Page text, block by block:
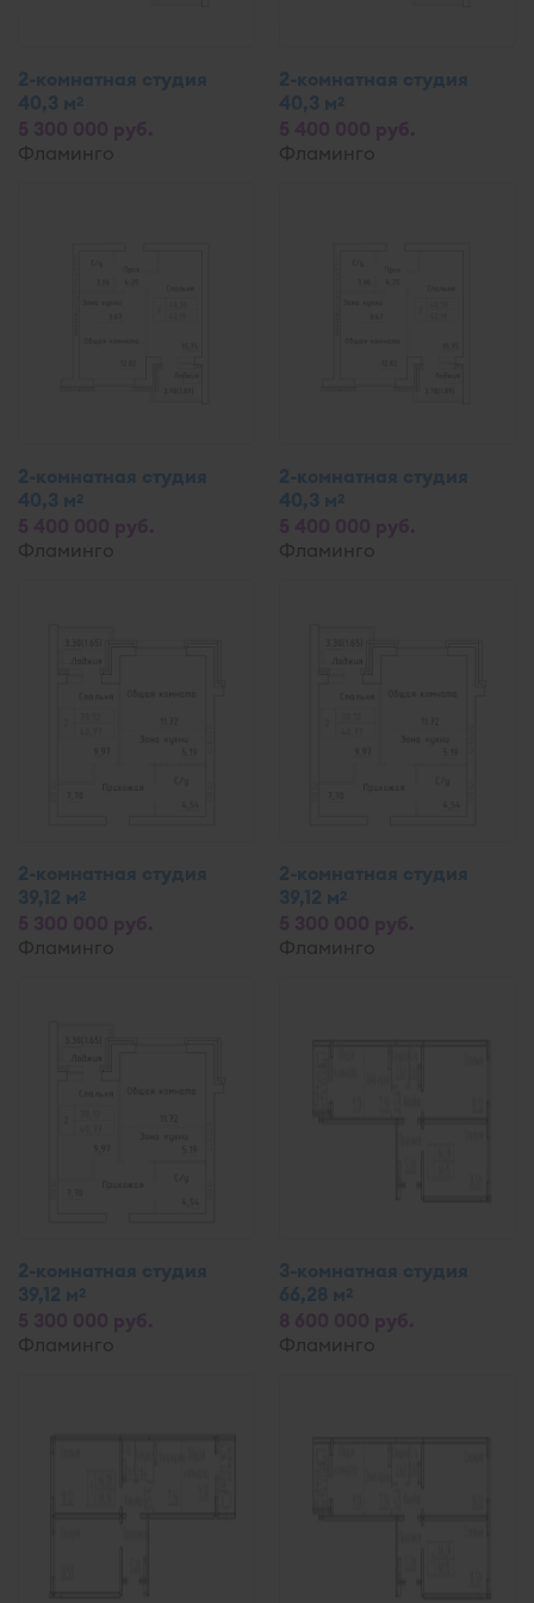
2-комнатная студия
40,3 м2
Фламинго
2-комнатная студия
40,3 м2
Фламинго
2-комнатная студия
40,3 м2
Фламинго
2-комнатная студия
40,3 м2
Фламинго
2-комнатная студия
39,12 м2
Фламинго
2-комнатная студия
39,12 м2
Фламинго
2-комнатная студия
39,12 м2
Фламинго
3-комнатная студия
66,28 м2
Фламинго